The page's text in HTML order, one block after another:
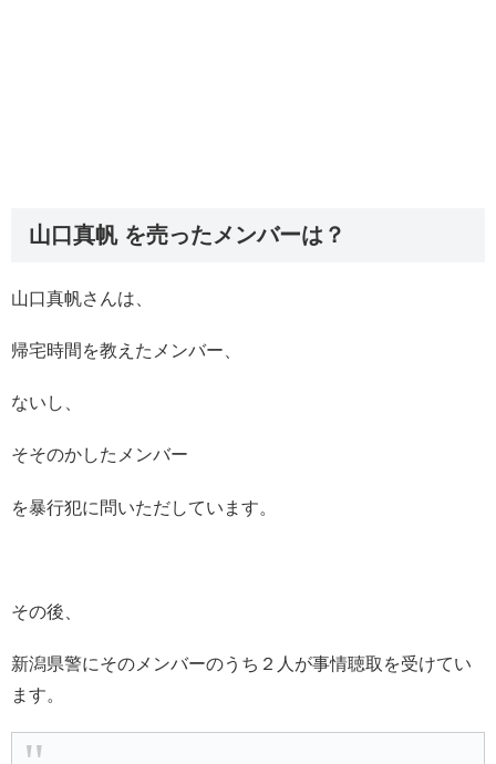
山口真帆 を売ったメンバーは？
山口真帆さんは、
帰宅時間を教えたメンバー、
ないし、
そそのかしたメンバー
を暴行犯に問いただしています。
その後、
新潟県警にそのメンバーのうち２人が事情聴取を受けてい
ます。